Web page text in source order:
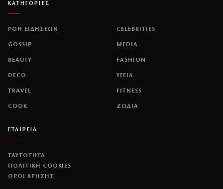
ΚΑΤΗΓΟΡΙΕΣ
ΡΟΗ ΕΙΔΗΣΕΩΝ CELEBRITIES
GOSSIP MEDIA
BEAUTY FASHION
DECO ΥΓΕΙΑ
TRAVEL FITNESS
COOK ΖΩΔΙΑ
ΕΤΑΙΡΕΙΑ
ΤΑΥΤΟΤΗΤΑ
ΠΟΛΙΤΙΚΉ COOKIES
ΌΡΟΙ ΧΡΉΣΗΣ